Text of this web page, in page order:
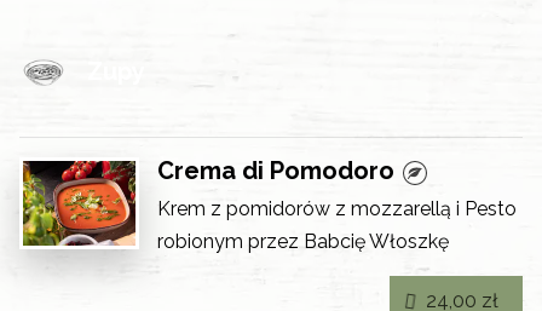
Crema di Pomodoro
Krem z pomidorów z mozzarellą i Pesto
robionym przez Babcię Włoszkę